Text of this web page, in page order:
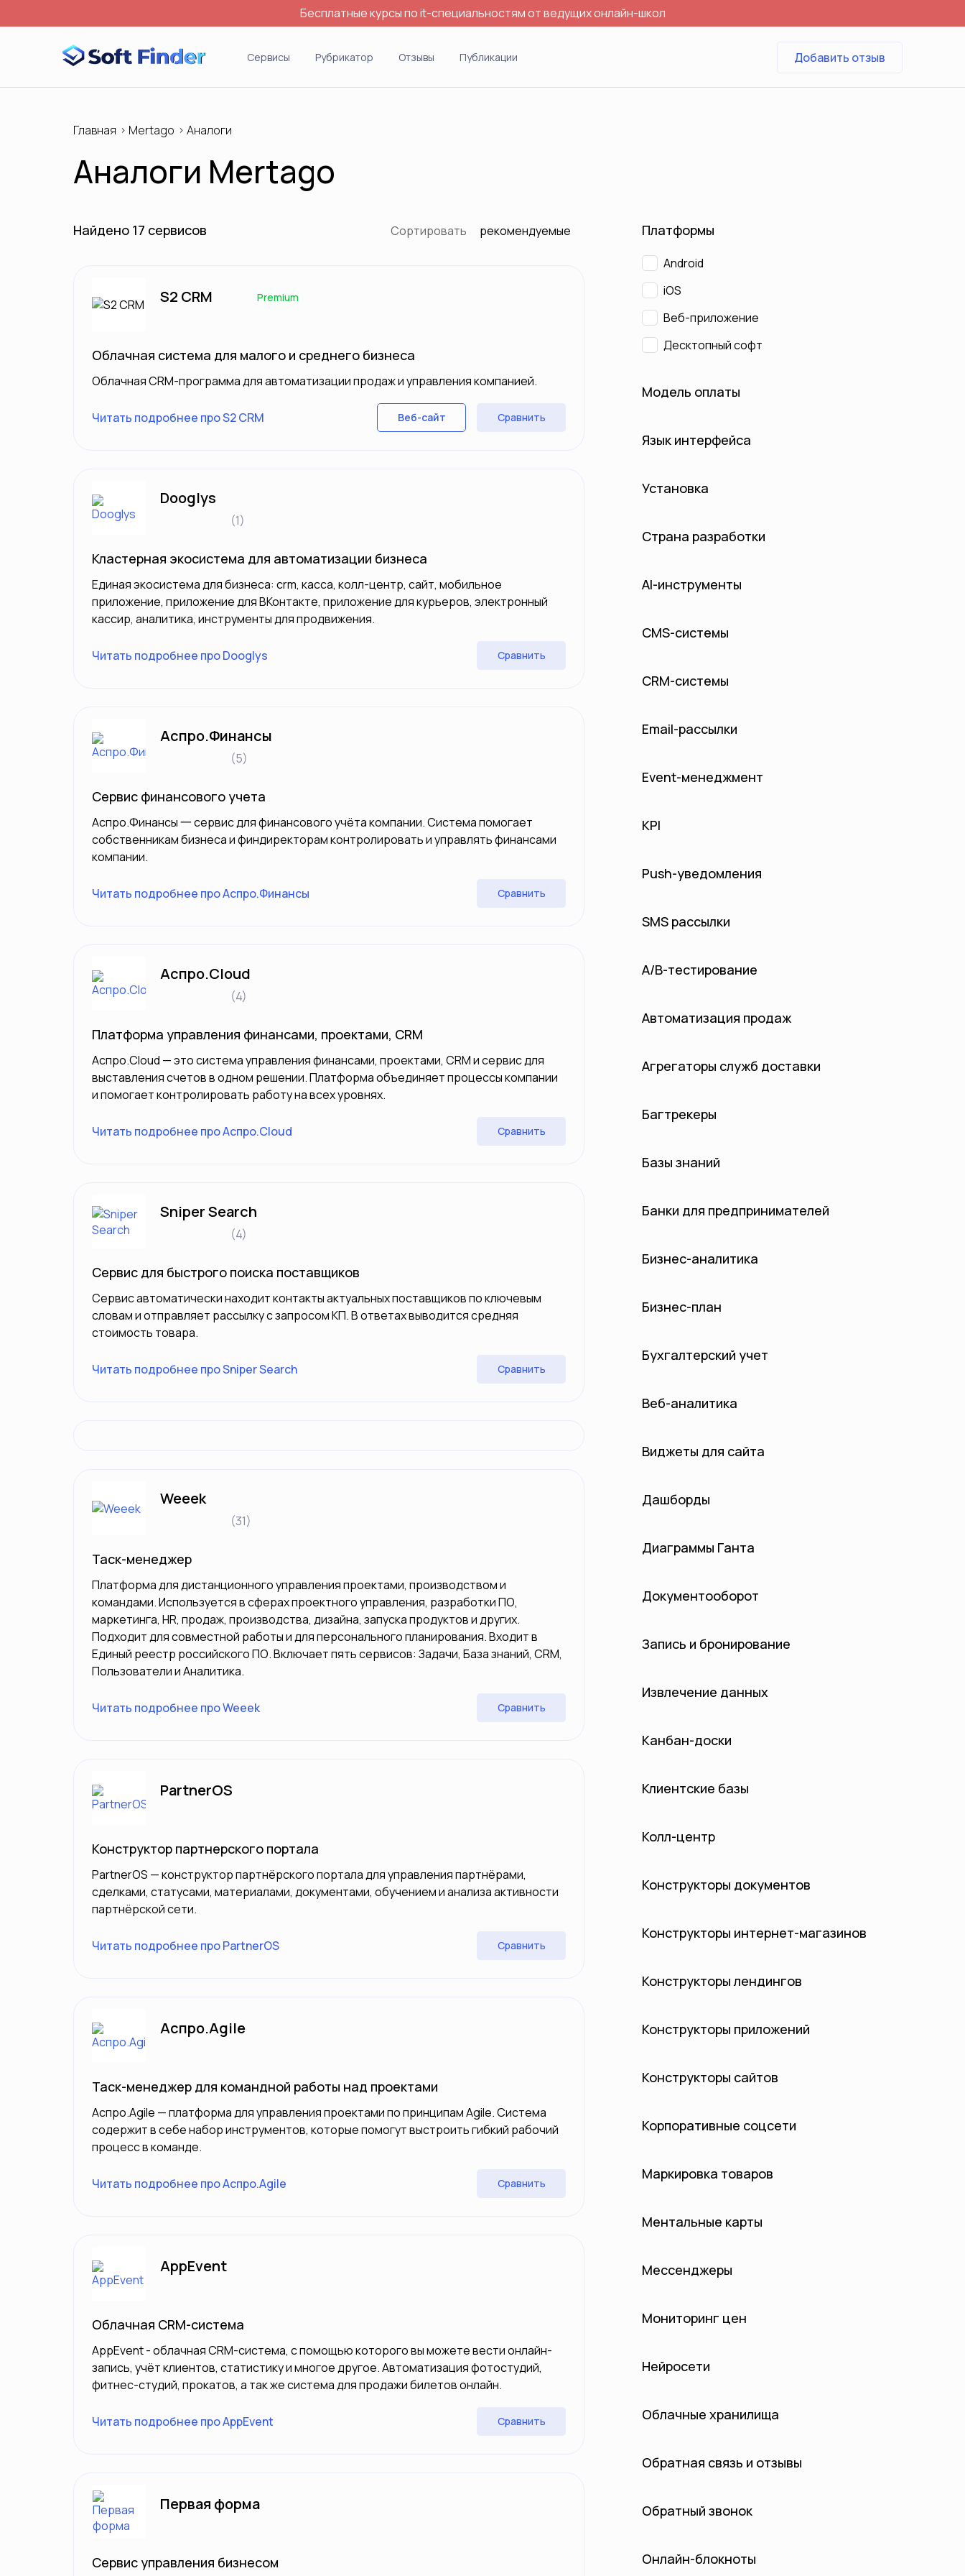
Бесплатные курсы по it-специальностям от ведущих онлайн-школ
Сервисы Рубрикатор Отзывы Публикации
Войти Добавить отзыв
Главная Mertago Аналоги
Аналоги Mertago
Найдено 17 сервисов Сортировать рекомендуемые
S2 CRM Premium
Облачная система для малого и среднего бизнеса
Облачная CRM-программа для автоматизации продаж и управления компанией.
Читать подробнее про S2 CRM Веб-сайт Сравнить
Dooglys
(1)
Кластерная экосистема для автоматизации бизнеса
Единая экосистема для бизнеса: crm, касса, колл-центр, сайт, мобильное
приложение, приложение для ВКонтакте, приложение для курьеров, электронный
кассир, аналитика, инструменты для продвижения.
Читать подробнее про Dooglys Сравнить
Аспро.Финансы
(5)
Сервис финансового учета
Аспро.Финансы 一 сервис для финансового учёта компании. Система помогает
собственникам бизнеса и финдиректорам контролировать и управлять финансами
компании.
Читать подробнее про Аспро.Финансы Сравнить
Аспро.Cloud
(4)
Платформа управления финансами, проектами, CRM
Аспро.Cloud — это система управления финансами, проектами, CRM и сервис для
выставления счетов в одном решении. Платформа объединяет процессы компании
и помогает контролировать работу на всех уровнях.
Читать подробнее про Аспро.Cloud Сравнить
Sniper Search
(4)
Сервис для быстрого поиска поставщиков
Сервис автоматически находит контакты актуальных поставщиков по ключевым
словам и отправляет рассылку с запросом КП. В ответах выводится средняя
стоимость товара.
Читать подробнее про Sniper Search Сравнить
Weeek
(31)
Таск-менеджер
Платформа для дистанционного управления проектами, производством и
командами. Используется в сферах проектного управления, разработки ПО,
маркетинга, HR, продаж, производства, дизайна, запуска продуктов и других.
Подходит для совместной работы и для персонального планирования. Входит в
Единый реестр российского ПО. Включает пять сервисов: Задачи, База знаний, CRM,
Пользователи и Аналитика.
Читать подробнее про Weeek Сравнить
PartnerOS
Конструктор партнерского портала
PartnerOS — конструктор партнёрского портала для управления партнёрами,
сделками, статусами, материалами, документами, обучением и анализа активности
партнёрской сети.
Читать подробнее про PartnerOS Сравнить
Аспро.Agile
Таск-менеджер для командной работы над проектами
Аспро.Agile — платформа для управления проектами по принципам Agile. Система
содержит в себе набор инструментов, которые помогут выстроить гибкий рабочий
процесс в команде.
Читать подробнее про Аспро.Agile Сравнить
AppEvent
Облачная CRM-система
AppEvent - облачная CRM-система, с помощью которого вы можете вести онлайн-
запись, учёт клиентов, статистику и многое другое. Автоматизация фотостудий,
фитнес-студий, прокатов, а так же система для продажи билетов онлайн.
Читать подробнее про AppEvent Сравнить
Первая форма
Сервис управления бизнесом
Платформы
Android
iOS
Веб-приложение
Десктопный софт
Модель оплаты
Язык интерфейса
Установка
Страна разработки
AI-инструменты
CMS-системы
CRM-системы
Email-рассылки
Event-менеджмент
KPI
Push-уведомления
SMS рассылки
А/B-тестирование
Автоматизация продаж
Агрегаторы служб доставки
Багтрекеры
Базы знаний
Банки для предпринимателей
Бизнес-аналитика
Бизнес-план
Бухгалтерский учет
Веб-аналитика
Виджеты для сайта
Дашборды
Диаграммы Ганта
Документооборот
Запись и бронирование
Извлечение данных
Канбан-доски
Клиентские базы
Колл-центр
Конструкторы документов
Конструкторы интернет-магазинов
Конструкторы лендингов
Конструкторы приложений
Конструкторы сайтов
Корпоративные соцсети
Маркировка товаров
Ментальные карты
Мессенджеры
Мониторинг цен
Нейросети
Облачные хранилища
Обратная связь и отзывы
Обратный звонок
Онлайн-блокноты